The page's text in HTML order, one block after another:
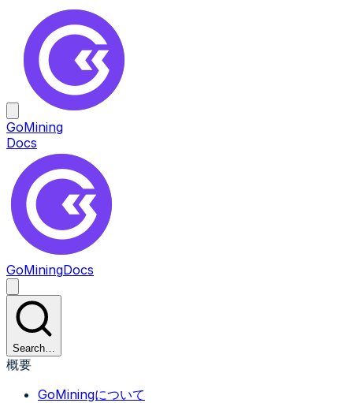
GoMining
Docs
GoMiningDocs
Search…
概要
GoMiningについて